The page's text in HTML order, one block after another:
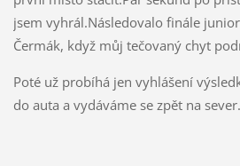
jsem vyhrál.Následovalo finále
Čermák, když můj tečovaný chyt
Poté už probíhá jen vyhlášení
do auta a vydáváme se zpět na sever.